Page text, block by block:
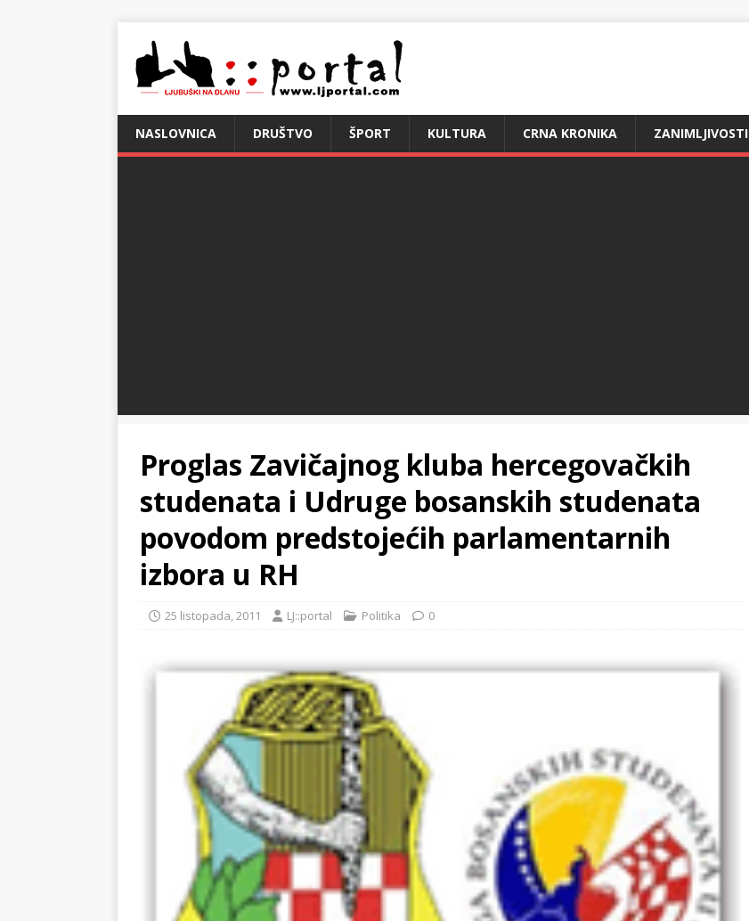
NASLOVNICA DRUŠTVO ŠPORT KULTURA CRNA KRONIKA ZANIMLJIVOSTI
Proglas Zavičajnog kluba hercegovačkih
studenata i Udruge bosanskih studenata
povodom predstojećih parlamentarnih
izbora u RH
25 listopada, 2011 LJ::portal Politika 0